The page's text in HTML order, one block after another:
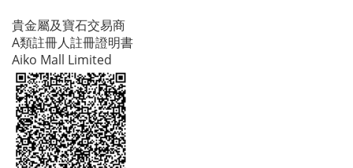
貴金屬及寶石交易商
A類註冊人註冊證明書
Aiko Mall Limited